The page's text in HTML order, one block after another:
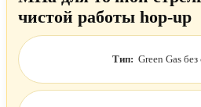
чистой работы hop-up
Тип: Green Gas без